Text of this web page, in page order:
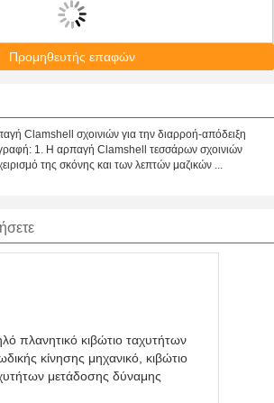
Προμηθευτής επαφών
Clamshell σχοινιών για την διαρροή-απόδειξη
1. Η αρπαγή Clamshell τεσσάρων σχοινιών
χειρισμό της σκόνης και των λεπτών μαζικών ...